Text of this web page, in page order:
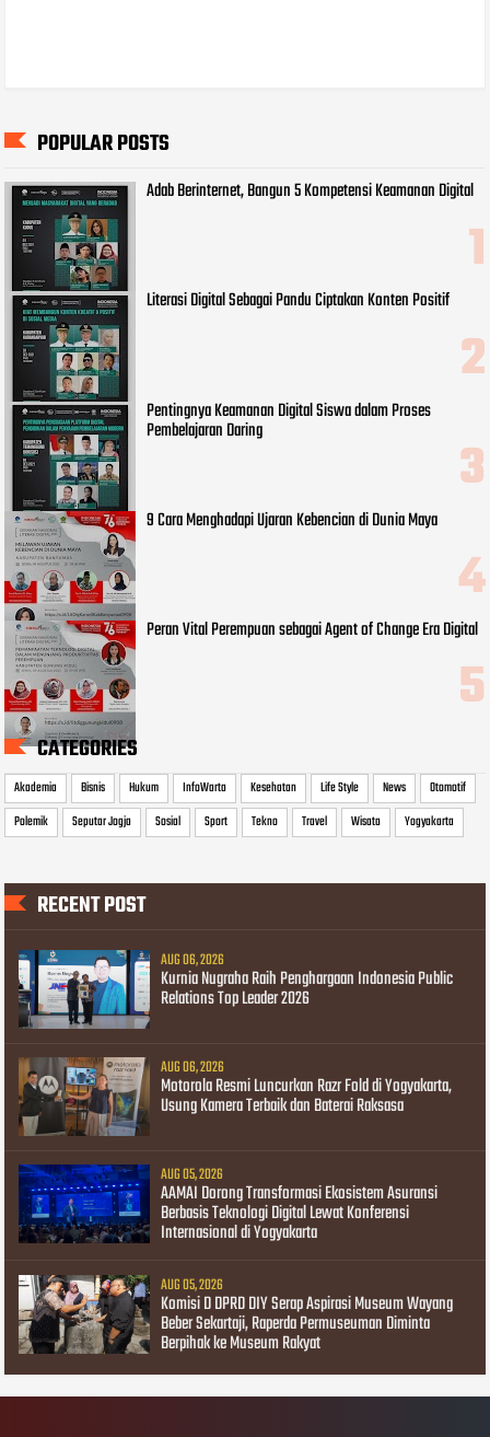
POPULAR POSTS
Adab Berinternet, Bangun 5 Kompetensi Keamanan Digital
Literasi Digital Sebagai Pandu Ciptakan Konten Positif
Pentingnya Keamanan Digital Siswa dalam Proses
Pembelajaran Daring
9 Cara Menghadapi Ujaran Kebencian di Dunia Maya
Peran Vital Perempuan sebagai Agent of Change Era Digital
CATEGORIES
Akademia Bisnis Hukum InfoWarta Kesehatan Life Style News
Otomotif
Polemik
Seputar Jogja Sosial Sport Tekno Travel Wisata Yogyakarta
RECENT POST
AUG 06, 2026
Kurnia Nugraha Raih Penghargaan Indonesia Public
Relations Top Leader 2026
AUG 06, 2026
Motorola Resmi Luncurkan Razr Fold di Yogyakarta,
Usung Kamera Terbaik dan Baterai Raksasa
AUG 05, 2026
AAMAI Dorong Transformasi Ekosistem Asuransi
Berbasis Teknologi Digital Lewat Konferensi
Internasional di Yogyakarta
AUG 05, 2026
Komisi D DPRD DIY Serap Aspirasi Museum Wayang
Beber Sekartaji, Raperda Permuseuman Diminta
Berpihak ke Museum Rakyat